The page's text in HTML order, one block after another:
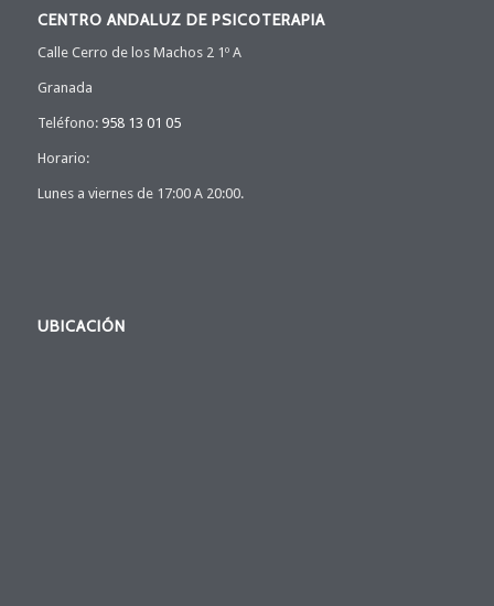
CENTRO ANDALUZ DE PSICOTERAPIA
Calle Cerro de los Machos 2 1º A
Granada
Teléfono: 958 13 01 05
Horario:
Lunes a viernes de 17:00 A 20:00.
UBICACIÓN